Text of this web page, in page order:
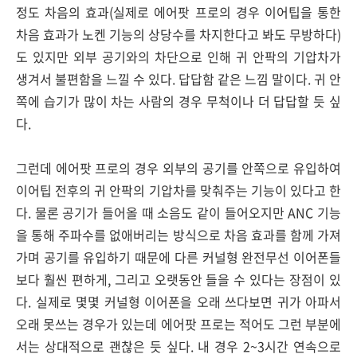
정도 차음의 효과(실제로 에어팟 프로의 경우 이어팁을 통한
차음 효과가 노켄 기능의 상당수를 차지한다고 봐도 무방하다)
도 있지만 외부 공기와의 차단으로 인해 귀 안팍의 기압차가
생겨서 불편함을 느낄 수 있다. 답답함 같은 느낌 말이다. 귀 안
쪽에 습기가 많이 차는 사람의 경우 무척이나 더 답답할 듯 싶
다.
그런데 에어팟 프로의 경우 외부의 공기를 안쪽으로 유입하여
이어팁 전후의 귀 안팍의 기압차를 맞춰주는 기능이 있다고 한
다. 물론 공기가 들어올 때 소음도 같이 들어오지만 ANC 기능
을 통해 주파수를 없애버리는 방식으로 차음 효과를 함께 가져
가며 공기를 유입하기 때문에 다른 커널형 완전무선 이어폰들
보다 훨씬 편하게, 그리고 오랫동안 들을 수 있다는 장점이 있
다. 실제로 몇몇 커널형 이어폰을 오래 쓰다보면 귀가 아파서
오래 못쓰는 경우가 있는데 에어팟 프로는 적어도 그런 부분에
서는 상대적으로 괜찮은 듯 싶다. 내 경우 2~3시간 연속으로